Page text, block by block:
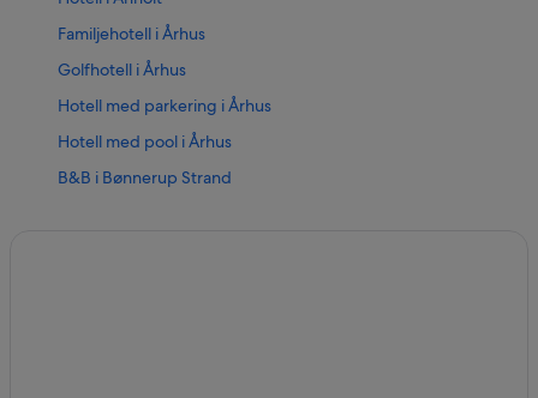
Familjehotell i Århus
Golfhotell i Århus
Hotell med parkering i Århus
Hotell med pool i Århus
B&B i Bønnerup Strand